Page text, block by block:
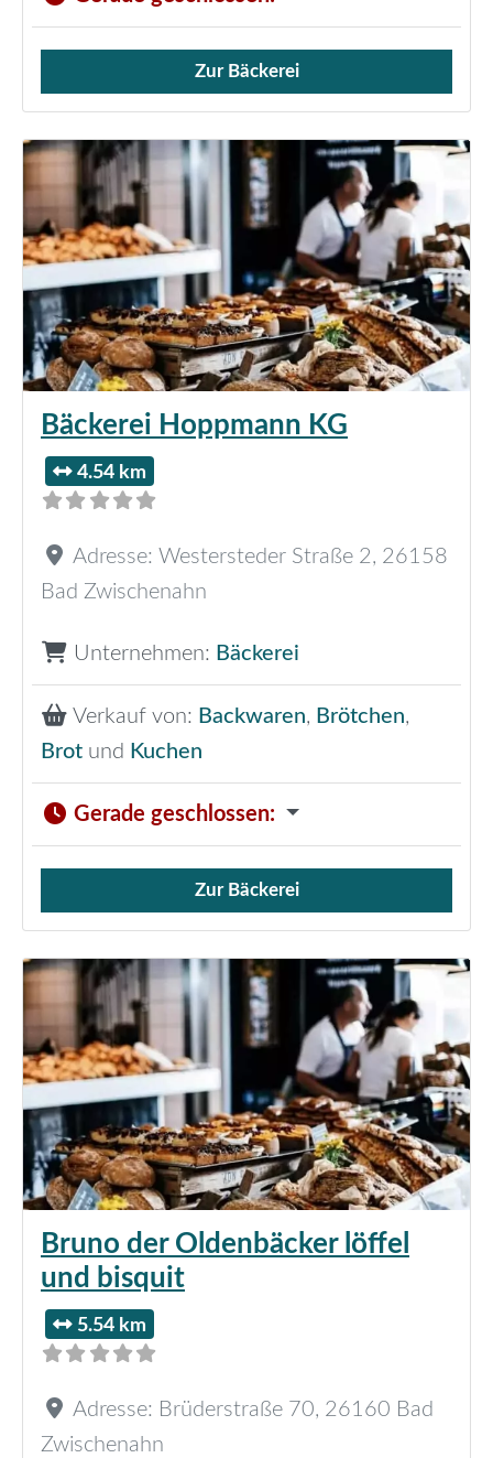
Verkauf von Brötchen,
Zur Bäckerei
Bäckerei Hoppmann KG
4.54 km
Adresse: Westersteder Straße 2, 26158
Bad Zwischenahn
Unternehmen: Bäckerei
Verkauf von: Backwaren, Brötchen,
Brot und Kuchen
Gerade geschlossen:
Verkauf von Brötchen,
Zur Bäckerei
Bruno der Oldenbäcker löffel
und bisquit
5.54 km
Adresse: Brüderstraße 70, 26160 Bad
Zwischenahn